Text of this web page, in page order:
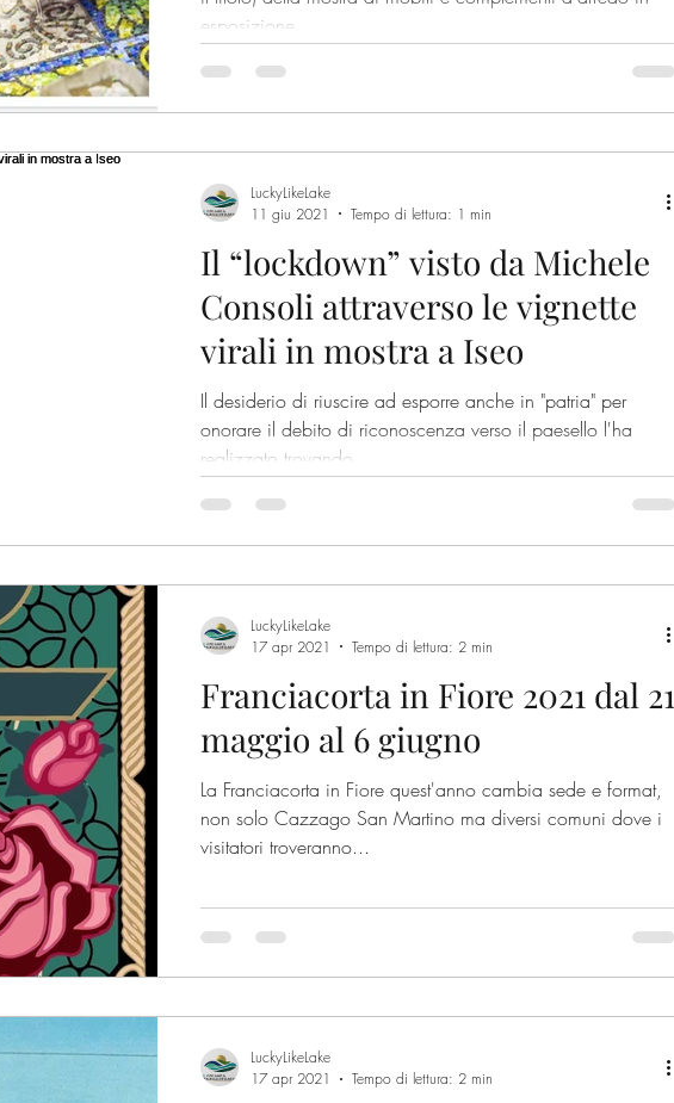
Tradizioni
esposizione...
Il “lockdown” visto da Michele
Consoli attraverso le vignette
virali in mostra a Iseo
Il desiderio di riuscire ad esporre anche in "patria" per
onorare il debito di riconoscenza verso il paesello l'ha
realizzato trovando...
LuckyLikeLake
11 giu 2021
Tempo di lettura: 1 min
Franciacorta in Fiore 2021 dal 21
maggio al 6 giugno
La Franciacorta in Fiore quest'anno cambia sede e format,
non solo Cazzago San Martino ma diversi comuni dove i
visitatori troveranno...
LuckyLikeLake
17 apr 2021
Tempo di lettura: 2 min
LuckyLikeLake
17 apr 2021
Tempo di lettura: 2 min